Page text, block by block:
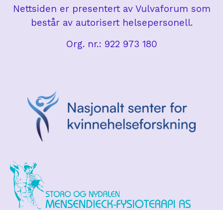
Nettsiden er presentert av Vulvaforum som
består av autorisert helsepersonell.
Org. nr.: 922 973 180